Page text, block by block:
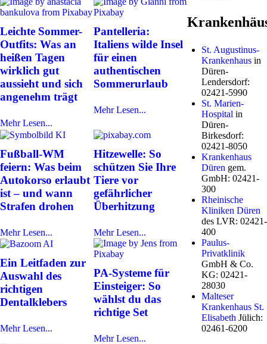
Leichte Sommer-
Outfits: Was an
heißen Tagen
wirklich gut
aussieht und sich
angenehm trägt
Mehr Lesen...
Pantelleria:
Italiens wilde Insel
für einen
authentischen
Sommerurlaub
Mehr Lesen...
Fußball-WM
feiern: Was beim
Autokorso erlaubt
ist – und wann
Strafen drohen
Mehr Lesen...
Hitzewelle: So
schützen Sie Ihre
Tiere vor
gefährlicher
Überhitzung
Mehr Lesen...
Ein Leitfaden zur
Auswahl des
richtigen
Dentalklebers
Mehr Lesen...
PA-Systeme für
Einsteiger: So
wählst du das
richtige Set
Mehr Lesen...
St. Augustinus-
Krankenhausin
Düren-
Lendersdorf:
02421-5990
St. Marien-
Hospital in
Düren-
Birkesdorf:
02421-8050
Krankenhaus
Düren gem.
GmbH: 02421-
300
Rheinische
Kliniken Düren
des LVR: 02421-
400
Paulus-
Privatklinik
GmbH & Co.
KG: 02421-
28030
Malteser
Krankenhaus St.
Elisabeth Jülich:
02461-6200